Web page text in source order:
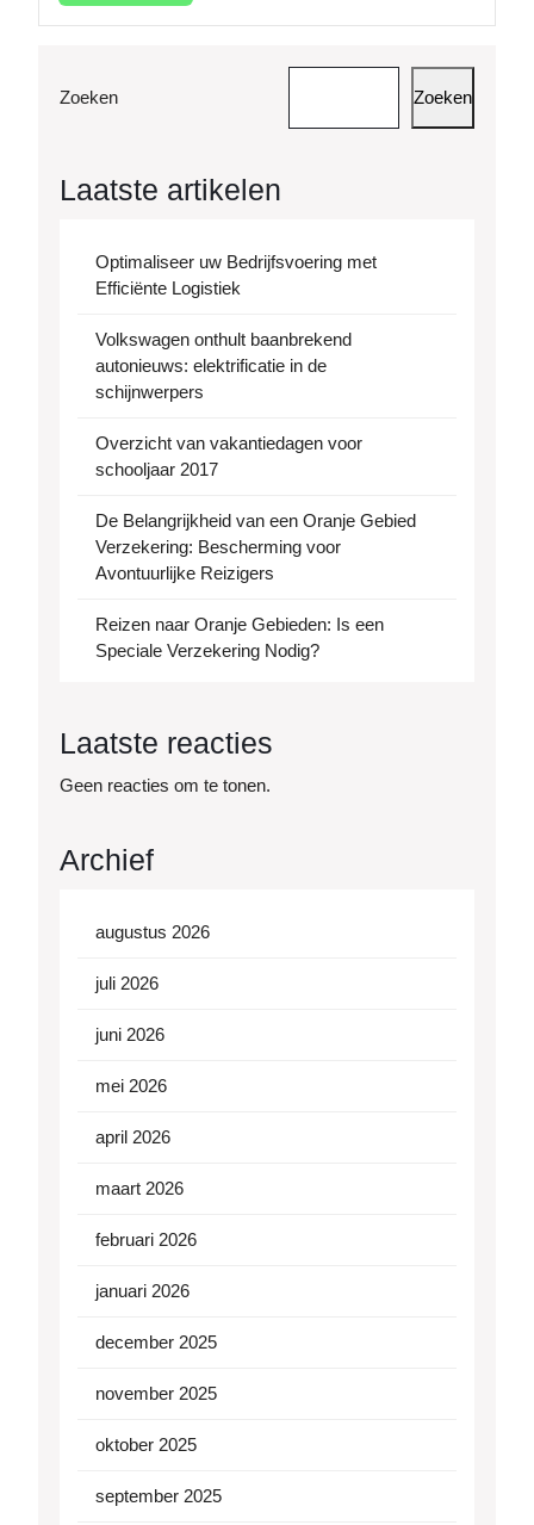
meer
Zoeken Zoeken
Laatste artikelen
Optimaliseer uw Bedrijfsvoering met
Efficiënte Logistiek
Volkswagen onthult baanbrekend
autonieuws: elektrificatie in de
schijnwerpers
Overzicht van vakantiedagen voor
schooljaar 2017
De Belangrijkheid van een Oranje Gebied
Verzekering: Bescherming voor
Avontuurlijke Reizigers
Reizen naar Oranje Gebieden: Is een
Speciale Verzekering Nodig?
Laatste reacties
Geen reacties om te tonen.
Archief
augustus 2026
juli 2026
juni 2026
mei 2026
april 2026
maart 2026
februari 2026
januari 2026
december 2025
november 2025
oktober 2025
september 2025